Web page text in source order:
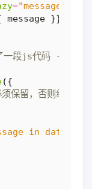
="message"
}}
段js代码 -->
({
in data'